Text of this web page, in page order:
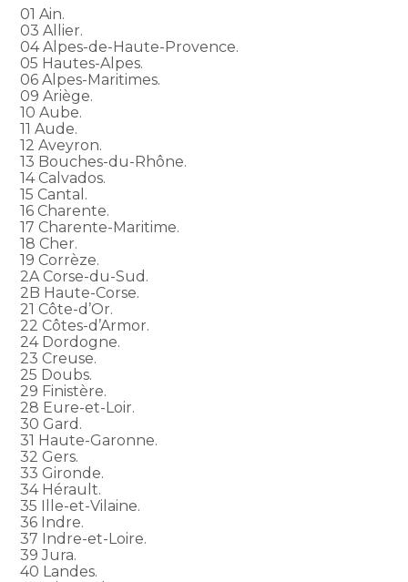
01 Ain.
03 Allier.
04 Alpes-de-Haute-Provence.
05 Hautes-Alpes.
06 Alpes-Maritimes.
09 Ariège.
10 Aube.
11 Aude.
12 Aveyron.
13 Bouches-du-Rhône.
14 Calvados.
15 Cantal.
16 Charente.
17 Charente-Maritime.
18 Cher.
19 Corrèze.
2A Corse-du-Sud.
2B Haute-Corse.
21 Côte-d’Or.
22 Côtes-d’Armor.
24 Dordogne.
23 Creuse.
25 Doubs.
29 Finistère.
28 Eure-et-Loir.
30 Gard.
31 Haute-Garonne.
32 Gers.
33 Gironde.
34 Hérault.
35 Ille-et-Vilaine.
36 Indre.
37 Indre-et-Loire.
39 Jura.
40 Landes.